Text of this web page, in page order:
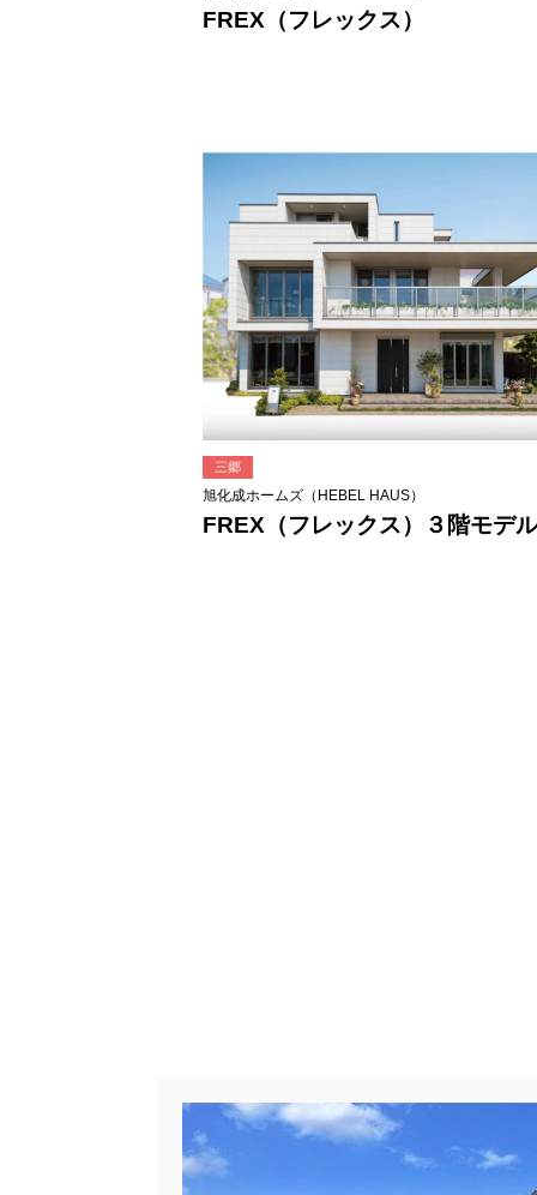
FREX（フレックス）
旭化成ホームズ（HEBEL HAUS）
三郷
FREX（フレックス）３階モデル